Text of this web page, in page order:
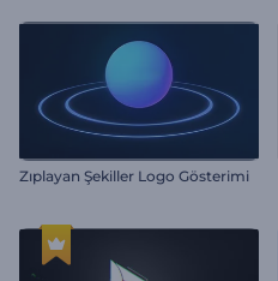
Zıplayan Şekiller Logo Gösterimi